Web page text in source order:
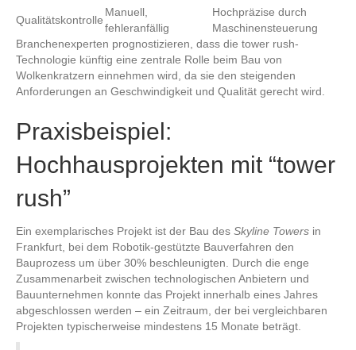
Qualitätskontrolle
Manuell,
fehleranfällig
Hochpräzise durch
Maschinensteuerung
Branchenexperten prognostizieren, dass die tower rush-
Technologie künftig eine zentrale Rolle beim Bau von
Wolkenkratzern einnehmen wird, da sie den steigenden
Anforderungen an Geschwindigkeit und Qualität gerecht wird.
Praxisbeispiel:
Hochhausprojekten mit “tower
rush”
Ein exemplarisches Projekt ist der Bau des Skyline Towers in
Frankfurt, bei dem Robotik-gestützte Bauverfahren den
Bauprozess um über 30% beschleunigten. Durch die enge
Zusammenarbeit zwischen technologischen Anbietern und
Bauunternehmen konnte das Projekt innerhalb eines Jahres
abgeschlossen werden – ein Zeitraum, der bei vergleichbaren
Projekten typischerweise mindestens 15 Monate beträgt.